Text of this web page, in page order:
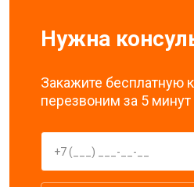
Нужна
Закажите бесплатную
перезвоним за 5 минут